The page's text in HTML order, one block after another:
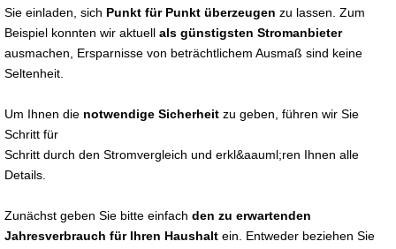
Sie einladen, sich Punkt für Punkt überzeugen zu lassen. Zum
Beispiel konnten wir aktuell als günstigsten Stromanbieter
ausmachen, Ersparnisse von beträchtlichem Ausmaß sind keine
Seltenheit.
Um Ihnen die notwendige Sicherheit zu geben, führen wir Sie
Schritt für
Schritt durch den Stromvergleich und erkl&aauml;ren Ihnen alle
Details.
Zunächst geben Sie bitte einfach den zu erwartenden
Jahresverbrauch für Ihren Haushalt ein. Entweder beziehen Sie